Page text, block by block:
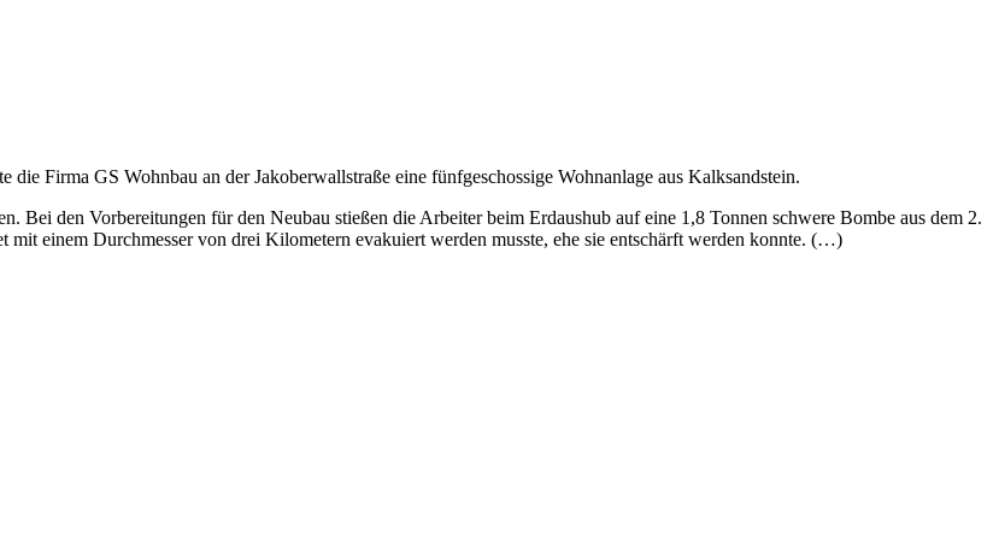
Firma GS Wohnbau an der Jakoberwallstraße eine fünfgeschossige Wohnanlage aus Kalksandstein.
Bei den Vorbereitungen für den Neubau stießen die Arbeiter beim Erdaushub auf eine 1,8 Tonnen schwere Bombe aus dem 2.
einem Durchmesser von drei Kilometern evakuiert werden musste, ehe sie entschärft werden konnte. (…)